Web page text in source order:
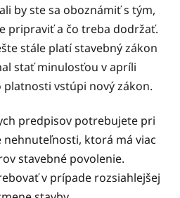
by ste sa oboznámiť s tým,
pripraviť a čo treba dodržať.
stále platí stavebný zákon
stať minulosťou v apríli
vstúpi nový zákon.
predpisov potrebujete pri
nehnuteľnosti, ktorá má viac
stavebné povolenie.
v prípade rozsiahlejšej